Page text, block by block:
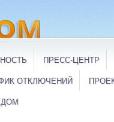
ПРЕСС-ЦЕНТР
ОТКЛЮЧЕНИЙ
ДОМ